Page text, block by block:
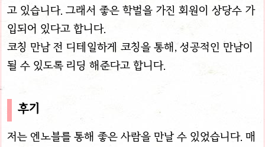
고 있습니다. 그래서 좋은 학벌을 가진 회원이 상당수 가
입되어 있다고 합니다.
코칭 만남 전 디테일하게 코칭을 통해, 성공적인 만남이
될 수 있도록 리딩 해준다고 합니다.
후기
저는 엔노블를 통해 좋은 사람을 만날 수 있었습니다. 매